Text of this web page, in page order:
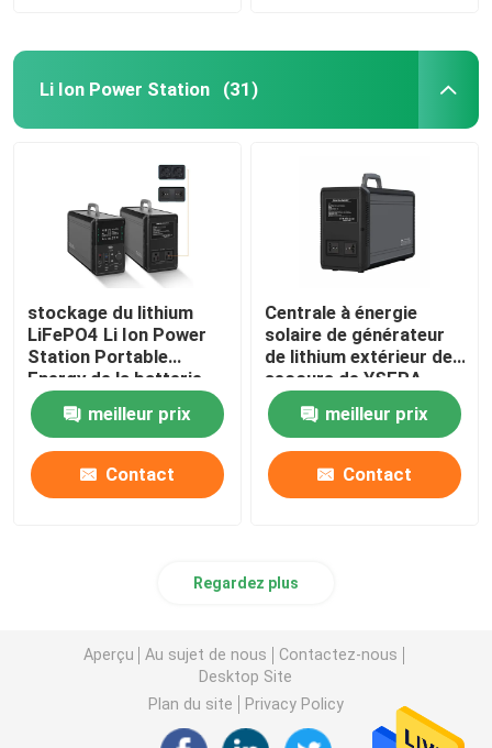
Li Ion Power Station (31)
stockage du lithium
LiFePO4 Li Ion Power
Station Portable
Energy de la batterie
1380Wh
meilleur prix
Contact
Centrale à énergie
solaire de générateur
de lithium extérieur de
secours de YSERA
pour 3000W campant
meilleur prix
Contact
Regardez plus
Aperçu Au sujet de nous
Contactez-nous
Desktop Site
Plan du site
Privacy Policy